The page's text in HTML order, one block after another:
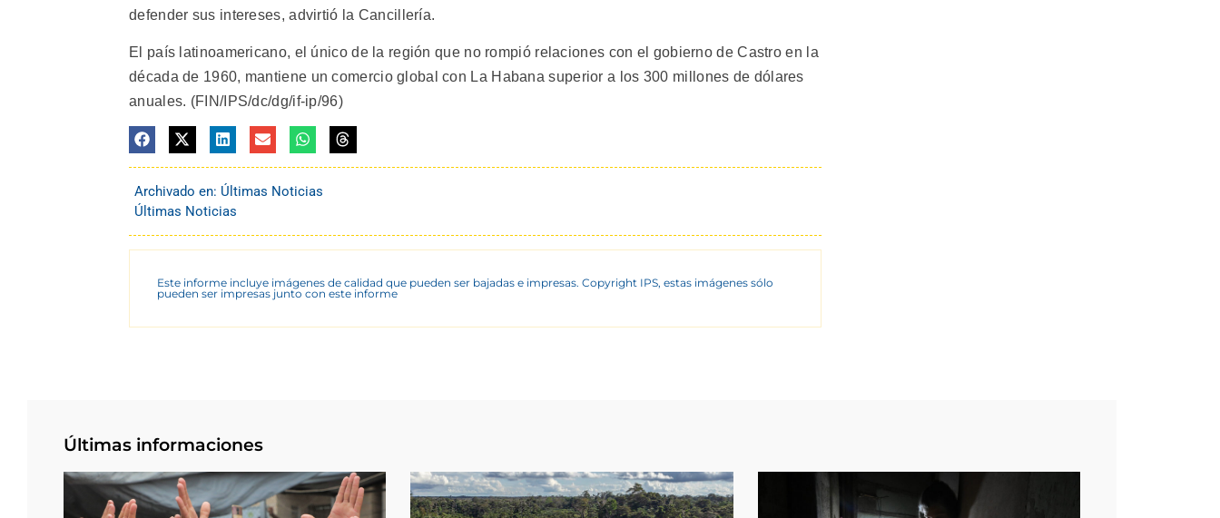
defender sus intereses, advirtió la Cancillería.
El país latinoamericano, el único de la región que no rompió relaciones con el gobierno de Castro en la
década de 1960, mantiene un comercio global con La Habana superior a los 300 millones de dólares
anuales. (FIN/IPS/dc/dg/if-ip/96)
Archivado en: Últimas Noticias
Últimas Noticias
Este informe incluye imágenes de calidad que pueden ser bajadas e impresas. Copyright IPS, estas imágenes sólo
pueden ser impresas junto con este informe
Últimas informaciones